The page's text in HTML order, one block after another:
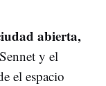
abierta,
y el
el espacio